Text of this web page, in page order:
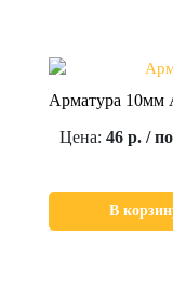
Арматура 10мм
Цена: 46 р. /
В